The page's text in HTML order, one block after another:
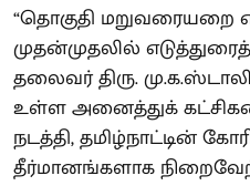
“தொகுதி
முதன்முதலில்
தலைவர் திரு.
உள்ள அனைத்துக்
நடத்தி, தமிழ்நாட்டின்
தீர்மானங்களாக